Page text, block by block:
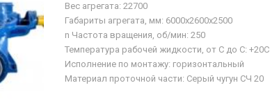
Вес агрегата: 22700
Габариты агрегата, мм: 6000х2600х2500
n Частота вращения, об/мин: 250
Температура рабочей жидкости, от С до С: +20С
Исполнение по монтажу: горизонтальный
Материал проточной части: Серый чугун СЧ 20